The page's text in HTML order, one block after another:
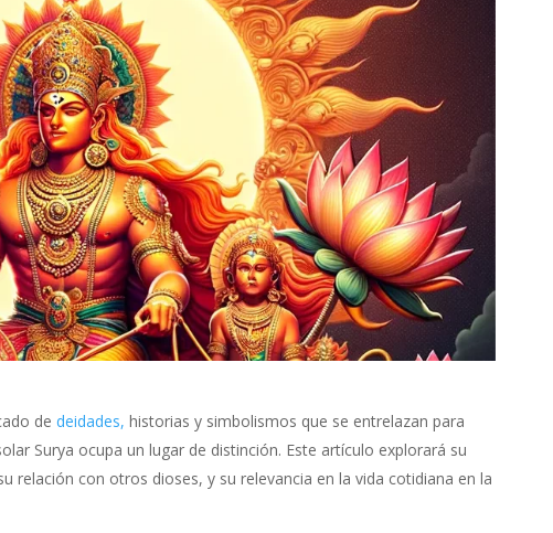
dedeidades, historias y simbolismos que se entrelazan para
Surya ocupa un lugar de distinción. Este artículo explorará su
relación con otros dioses, y su relevancia en la vida cotidiana en la